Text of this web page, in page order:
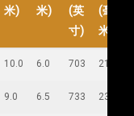
米)
米)
(英
寸)
(毫
米)
10.0 6.0 703 216
9.0 6.5 733 235